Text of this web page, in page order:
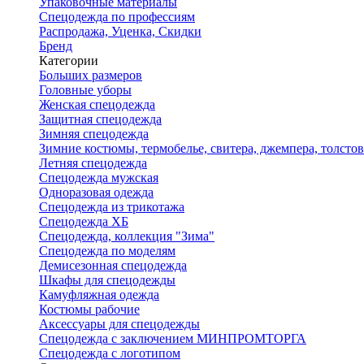
Спецодежда по профессиям
Распродажа, Уценка, Скидки
Бренд
Категории
Больших размеров
Головные уборы
Женская спецодежда
Защитная спецодежда
Зимняя спецодежда
Зимние костюмы, термобелье, свитера, джемпера,
Летняя спецодежда
Спецодежда мужская
Одноразовая одежда
Спецодежда из трикотажа
Спецодежда ХБ
Спецодежда, коллекция "Зима"
Спецодежда по моделям
Демисезонная спецодежда
Шкафы для спецодежды
Камуфляжная одежда
Костюмы рабочие
Аксессуары для спецодежды
Спецодежда с заключением МИНПРОМТОРГА
Спецодежда с логотипом